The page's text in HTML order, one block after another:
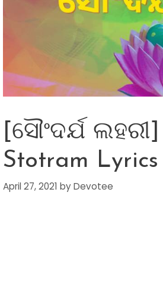
[ସୌଂଦର୍ଯ
Stotram
April 27, 2021 byDevotee